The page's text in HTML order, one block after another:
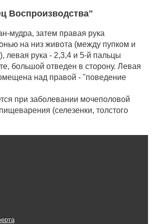
Воспроизводства"
мудра, затем правая рука
на низ живота (между пупком и
левая рука - 2,3,4 и 5-й пальцы
большой отведен в сторону. Левая
над правой - "поведение
при заболевании мочеполовой
(селезенки, толстого